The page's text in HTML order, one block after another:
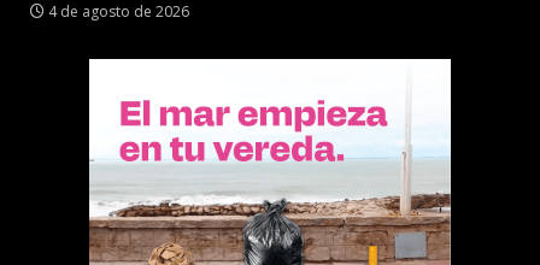
4 de agosto de 2026